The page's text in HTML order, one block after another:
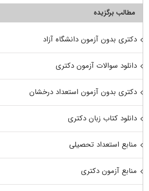
مطالب برگزیده
دکتری بدون آزمون دانشگاه آزاد
دانلود سوالات آزمون دکتری
دکتری بدون آزمون استعداد درخشان
دانلود کتاب زبان دکتری
منابع استعداد تحصیلی
منابع آزمون دکتری